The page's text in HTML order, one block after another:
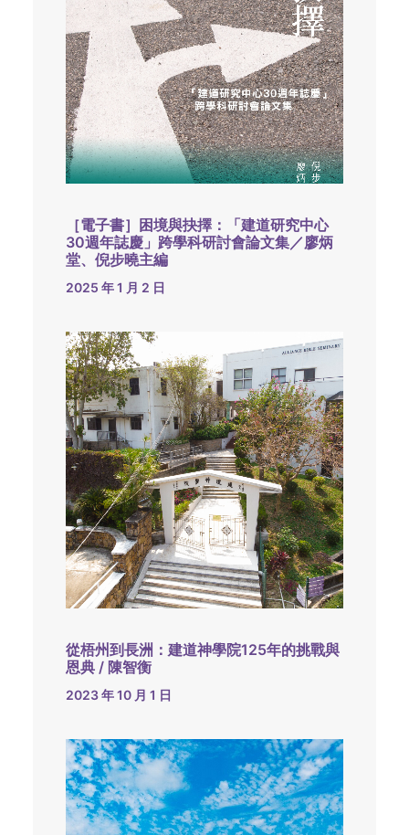
［電子書］困境與抉擇：「建道研究中心
30週年誌慶」跨學科研討會論文集／廖炳
堂、倪步曉主編
2025 年 1 月 2 日
從梧州到長洲：建道神學院125年的挑戰與
恩典 / 陳智衡
2023 年 10 月 1 日